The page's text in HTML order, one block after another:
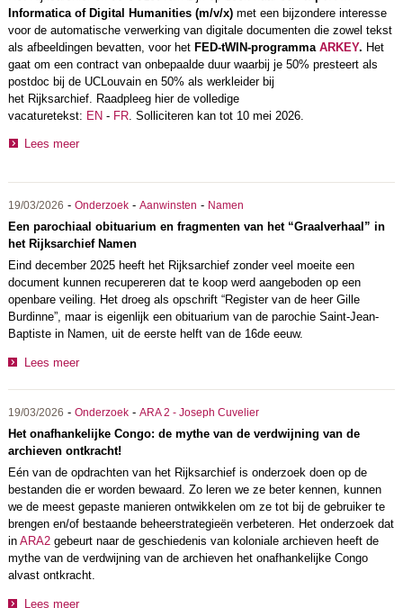
Informatica of Digital Humanities (m/v/x) met een bijzondere interesse
voor de automatische verwerking van digitale documenten die zowel tekst
als afbeeldingen bevatten, voor het FED-tWIN-programma ARKEY. Het
gaat om een contract van onbepaalde duur waarbij je 50% presteert als
postdoc bij de UCLouvain en 50% als werkleider bij
het Rijksarchief. Raadpleeg hier de volledige
vacaturetekst: EN- FR. Solliciteren kan tot 10 mei 2026.
Lees meer
19/03/2026 - Onderzoek- Aanwinsten - Namen
Een parochiaal obituarium en fragmenten van het “Graalverhaal” in
het Rijksarchief Namen
Eind december 2025 heeft het Rijksarchief zonder veel moeite een
document kunnen recupereren dat te koop werd aangeboden op een
openbare veiling. Het droeg als opschrift “Register van de heer Gille
Burdinne”, maar is eigenlijk een obituarium van de parochie Saint-Jean-
Baptiste in Namen, uit de eerste helft van de 16de eeuw.
Lees meer
19/03/2026 - Onderzoek- ARA 2 - Joseph Cuvelier
Het onafhankelijke Congo: de mythe van de verdwijning van de
archieven ontkracht!
Eén van de opdrachten van het Rijksarchief is onderzoek doen op de
bestanden die er worden bewaard. Zo leren we ze beter kennen, kunnen
we de meest gepaste manieren ontwikkelen om ze tot bij de gebruiker te
brengen en/of bestaande beheerstrategieën verbeteren. Het onderzoek dat
in ARA2gebeurt naar de geschiedenis van koloniale archieven heeft de
mythe van de verdwijning van de archieven het onafhankelijke Congo
alvast ontkracht.
Lees meer